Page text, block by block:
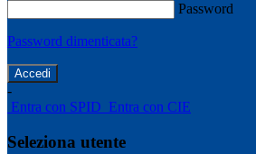
Password
Password dimenticata?
-
Entra con SPID Entra con CIE
Seleziona utente